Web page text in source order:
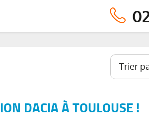
Trier
DACIA À TOULOUSE !